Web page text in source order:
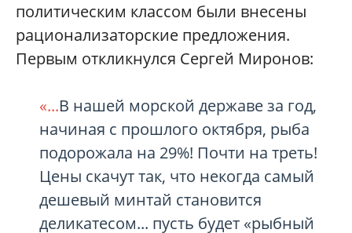
политическим классом были внесены
рационализаторские предложения.
Первым откликнулся Сергей Миронов:
«...В нашей морской державе за год,
начиная с прошлого октября, рыба
подорожала на 29%! Почти на треть!
Цены скачут так, что некогда самый
дешевый минтай становится
деликатесом... пусть будет «рыбный